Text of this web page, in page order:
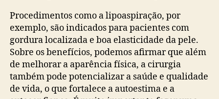
Procedimentos como a lipoaspiração, por
exemplo, são indicados para pacientes com
gordura localizada e boa elasticidade da pele.
Sobre os benefícios, podemos afirmar que além
de melhorar a aparência física, a cirurgia
também pode potencializar a saúde e qualidade
de vida, o que fortalece a autoestima e a